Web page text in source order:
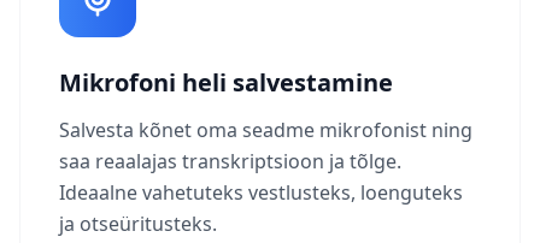
Mikrofoni heli salvestamine
Salvesta kõnet oma seadme mikrofonist ning
saa reaalajas transkriptsioon ja tõlge.
Ideaalne vahetuteks vestlusteks, loenguteks
ja otseüritusteks.